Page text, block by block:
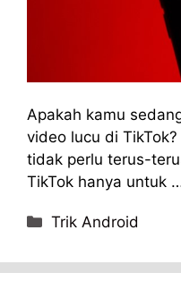
Apakah kamu
video lucu di
tidak perlu terus-
TikTok hanya untuk
Categories
Trik Android